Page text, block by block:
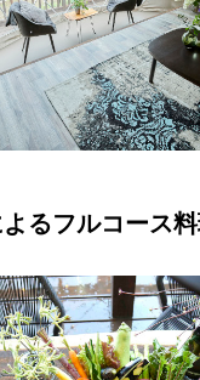
るフルコース